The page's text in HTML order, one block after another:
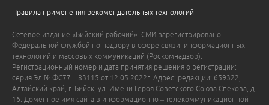
Правила применения рекомендательных технологий
Сетевое издание «Бийский рабочий». СМИ зарегистрировано
Федеральной службой по надзору в сфере связи, информационных
технологий и массовых коммуникаций (Роскомнадзор).
Регистрационный номер и дата принятия решения о регистрации:
серия Эл № ФС77 – 83115 от 12.05.2022г. Адрес: редакции: 659322,
Алтайский край, г. Бийск, ул. Имени Героя Советского Союза Спекова, д.
16. Доменное имя сайта в информационно – телекоммуникационной